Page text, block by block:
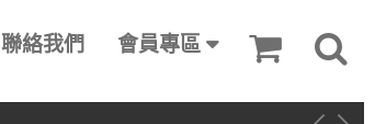
聯絡我們 會員專區